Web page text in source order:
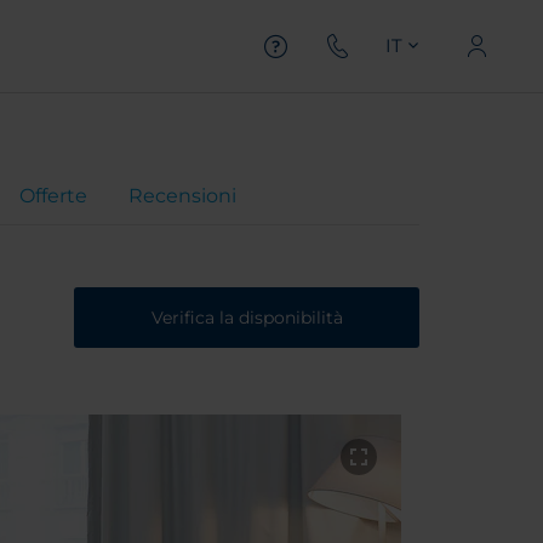
IT
Offerte Recensioni
Verifica la disponibilità